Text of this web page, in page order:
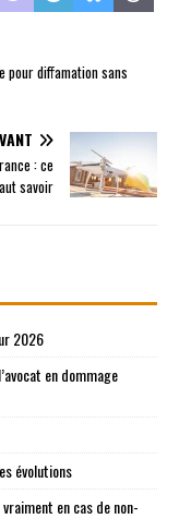
pour diffamation sans
: ce
savoir
2026
en dommage
évolutions
en cas de non-